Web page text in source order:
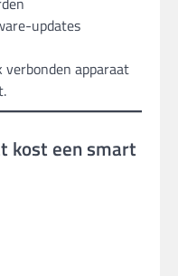
updates
apparaat
kost een smart